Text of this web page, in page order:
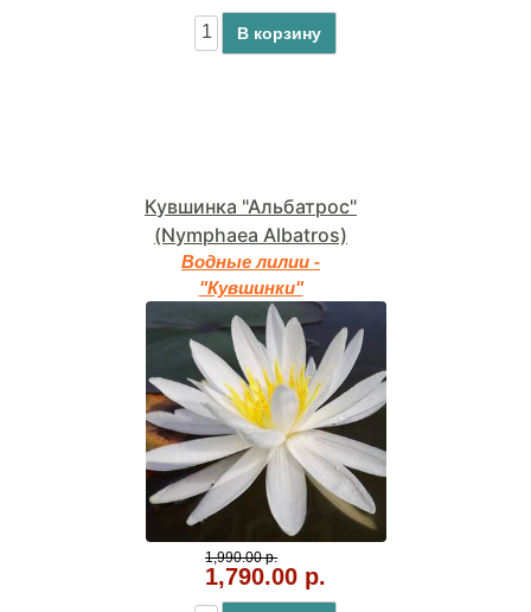
В корзину
Кувшинка "Альбатрос"
(Nymphaea Albatros)
Водные лилии -
"Кувшинки"
1,990.00 р.
1,790.00 р.